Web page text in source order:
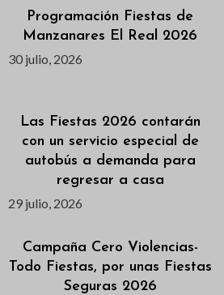
Programación Fiestas de
Manzanares El Real 2026
30 julio, 2026
Las Fiestas 2026 contarán
con un servicio especial de
autobús a demanda para
regresar a casa
29 julio, 2026
Campaña Cero Violencias-
Todo Fiestas, por unas Fiestas
Seguras 2026